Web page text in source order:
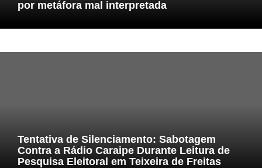
por metáfora mal interpretada
Tentativa de Silenciamento: Sabotagem
Contra a Rádio Caraipe Durante Leitura de
Pesquisa Eleitoral em Teixeira de Freitas